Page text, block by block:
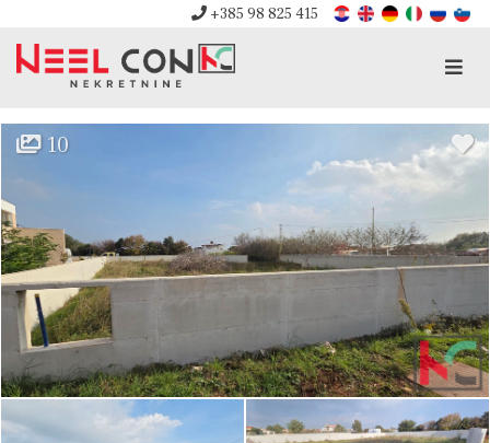
+385 98 825 415
10